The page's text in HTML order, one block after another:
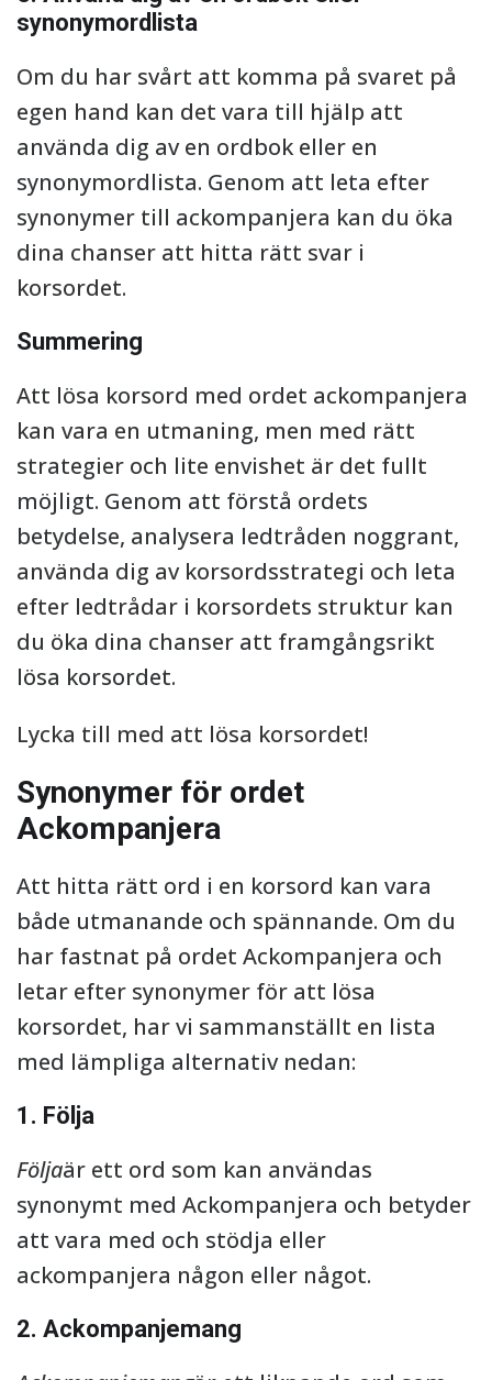
synonymordlista
Om du har svårt att komma på svaret på
egen hand kan det vara till hjälp att
använda dig av en ordbok eller en
synonymordlista. Genom att leta efter
synonymer till ackompanjera kan du öka
dina chanser att hitta rätt svar i
korsordet.
Summering
Att lösa korsord med ordet ackompanjera
kan vara en utmaning, men med rätt
strategier och lite envishet är det fullt
möjligt. Genom att förstå ordets
betydelse, analysera ledtråden noggrant,
använda dig av korsordsstrategi och leta
efter ledtrådar i korsordets struktur kan
du öka dina chanser att framgångsrikt
lösa korsordet.
Lycka till med att lösa korsordet!
Synonymer för ordet
Ackompanjera
Att hitta rätt ord i en korsord kan vara
både utmanande och spännande. Om du
har fastnat på ordet Ackompanjera och
letar efter synonymer för att lösa
korsordet, har vi sammanställt en lista
med lämpliga alternativ nedan:
1. Följa
Följaär ett ord som kan användas
synonymt med Ackompanjera och betyder
att vara med och stödja eller
ackompanjera någon eller något.
2. Ackompanjemang